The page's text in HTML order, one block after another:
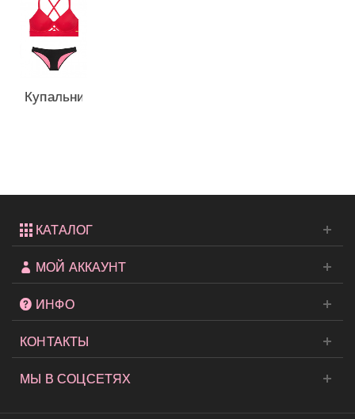
Купальник
КАТАЛОГ
МОЙ АККАУНТ
ИНФО
КОНТАКТЫ
МЫ В СОЦСЕТЯХ